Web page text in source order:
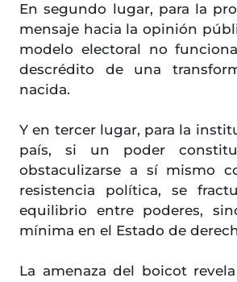
En segundo lugar, para la
mensaje hacia la opinión
modelo electoral no
descrédito de una
nacida.
Y en tercer lugar, para la
país, si un poder
obstaculizarse a sí mismo
resistencia política, se
equilibrio entre poderes,
mínima en el Estado de
La amenaza del boicot